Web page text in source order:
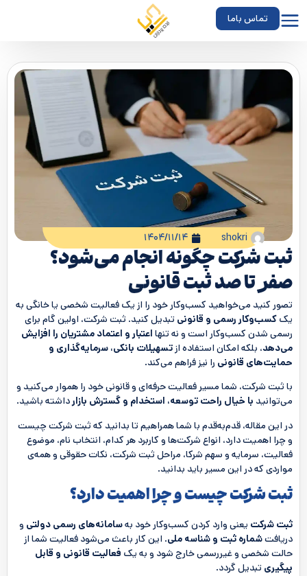
تماس باما
shokri ۱۴۰۴/۱۱/۱۴
ثبت شرکت چگونه انجام می‌شود؟
صفر تا صد ثبت قانونی
تصور کنید می‌خواهید کسب‌وکار خود را از یک فعالیت شخصی یا خانگی به
یک کسب‌وکار رسمی و قانونی تبدیل کنید. ثبت شرکت، اولین گام برای
رسمی شدن کسب‌وکار است و نه تنها اعتبار و اعتماد مشتریان را افزایش
می‌دهد، بلکه امکان استفاده از تسهیلات بانکی، سرمایه‌گذاری و
حمایت‌های قانونی را نیز فراهم می‌کند.
با ثبت شرکت، شما مسیر فعالیت حرفه‌ای و قانونی خود را هموار می‌کنید و
می‌توانید با خیال راحت توسعه، استخدام و گسترش بازارداشته باشید.
در این مقاله، قدم‌به‌قدم با شما همراهیم تا بدانید که ثبت شرکت چیست
و چرا اهمیت دارد، انواع شرکت‌ها و کاربرد هر کدام، انتخاب نام، موضوع
فعالیت، سرمایه و سهم شرکا، مراحل ثبت شرکت، نکات حقوقی و همه‌ی
مواردی که در این مسیر باید بدانید.
ثبت شرکت چیست و چرا اهمیت دارد؟
ثبت شرکت یعنی وارد کردن کسب‌وکار خود بهسامانه‌های رسمی دولتی و
دریافتشماره ثبت و شناسه ملی. این کار باعث می‌شود فعالیت شما از
حالت شخصی و غیررسمی خارج شود و به یک فعالیت قانونی و قابل
پیگیری تبدیل گردد.